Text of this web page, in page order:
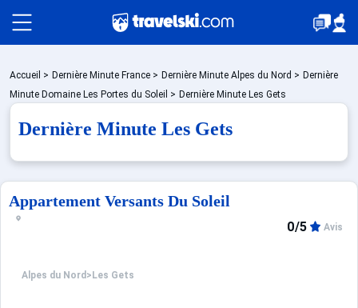
Packages
Stations
Accueil > Dernière Minute France > Dernière Minute Alpes du Nord > Dernière
Minute Domaine Les Portes du Soleil > Dernière Minute Les Gets
Dernière Minute Les Gets
Appartement Versants Du Soleil
Alpes du Nord > Les Gets
0/5 Avis